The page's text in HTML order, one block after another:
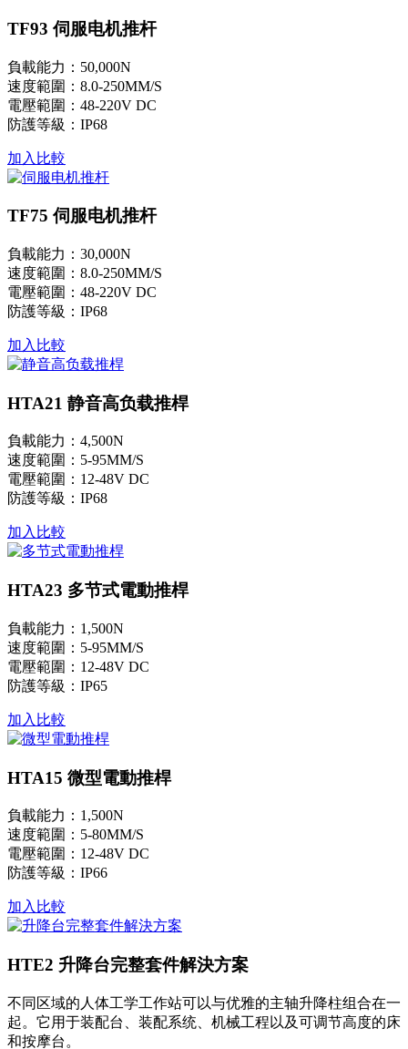
TF93 伺服电机推杆
負載能力：50,000N
速度範圍：8.0-250MM/S
電壓範圍：48-220V DC
防護等級：IP68
加入比較
TF75 伺服电机推杆
負載能力：30,000N
速度範圍：8.0-250MM/S
電壓範圍：48-220V DC
防護等級：IP68
加入比較
HTA21 静音高负载推桿
負載能力：4,500N
速度範圍：5-95MM/S
電壓範圍：12-48V DC
防護等級：IP68
加入比較
HTA23 多节式電動推桿
負載能力：1,500N
速度範圍：5-95MM/S
電壓範圍：12-48V DC
防護等級：IP65
加入比較
HTA15 微型電動推桿
負載能力：1,500N
速度範圍：5-80MM/S
電壓範圍：12-48V DC
防護等級：IP66
加入比較
HTE2 升降台完整套件解決方案
不同区域的人体工学工作站可以与优雅的主轴升降柱组合在一
起。它用于装配台、装配系统、机械工程以及可调节高度的床
和按摩台。